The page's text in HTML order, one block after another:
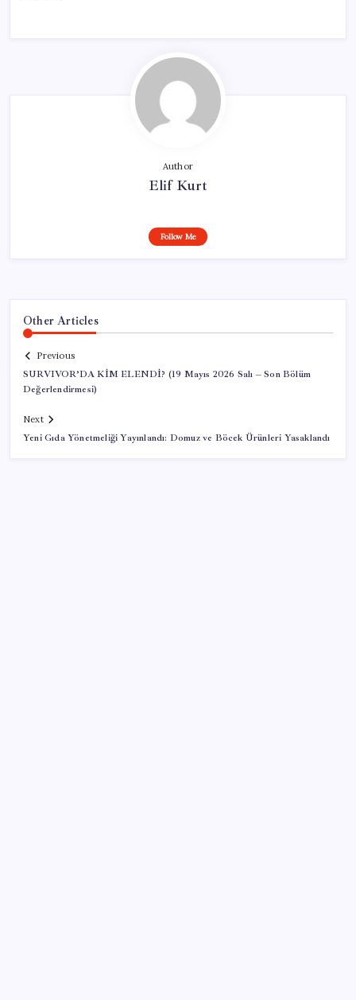
Author
Elif Kurt
Follow Me
Other Articles
Previous
SURVIVOR’DA KİM ELENDİ? (19 Mayıs 2026 Salı – Son Bölüm
Değerlendirmesi)
Next
Yeni Gıda Yönetmeliği Yayınlandı: Domuz ve Böcek Ürünleri Yasaklandı